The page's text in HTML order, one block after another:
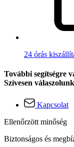
24 órás
További segítségre
Szívesen
Kapcsolat
Ellenőrzött minőség
Biztonságos és